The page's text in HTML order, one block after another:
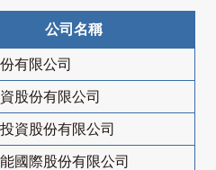
公司名稱
有限公司
股份有限公司
資股份有限公司
國際股份有限公司